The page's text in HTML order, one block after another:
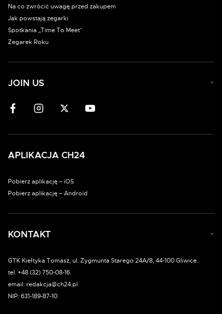
Na co zwrócić uwagę przed zakupem
Jak powstają zegarki
Spotkania „Time To Meet”
Zegarek Roku
JOIN US
APLIKACJA CH24
Pobierz aplikację – iOS
Pobierz aplikację – Android
KONTAKT
GTK Kiełtyka Tomasz, ul. Zygmunta Starego 24A/8, 44-100 Gliwice.
tel. +48 (32) 750-08-16.
email: redakcja@ch24.pl
NIP: 631-189-87-10